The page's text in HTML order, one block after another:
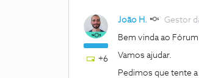
+6
João H. Gestor
Bem vinda ao Fórum
Vamos ajudar.
Pedimos que tente